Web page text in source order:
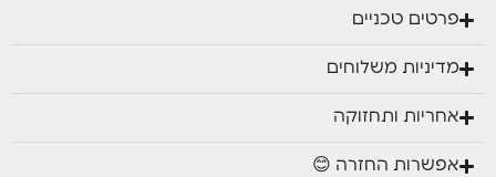
פרטים טכניים
מדיניות משלוחים
אחריות ותחזוקה
אפשרות החזרה 😊